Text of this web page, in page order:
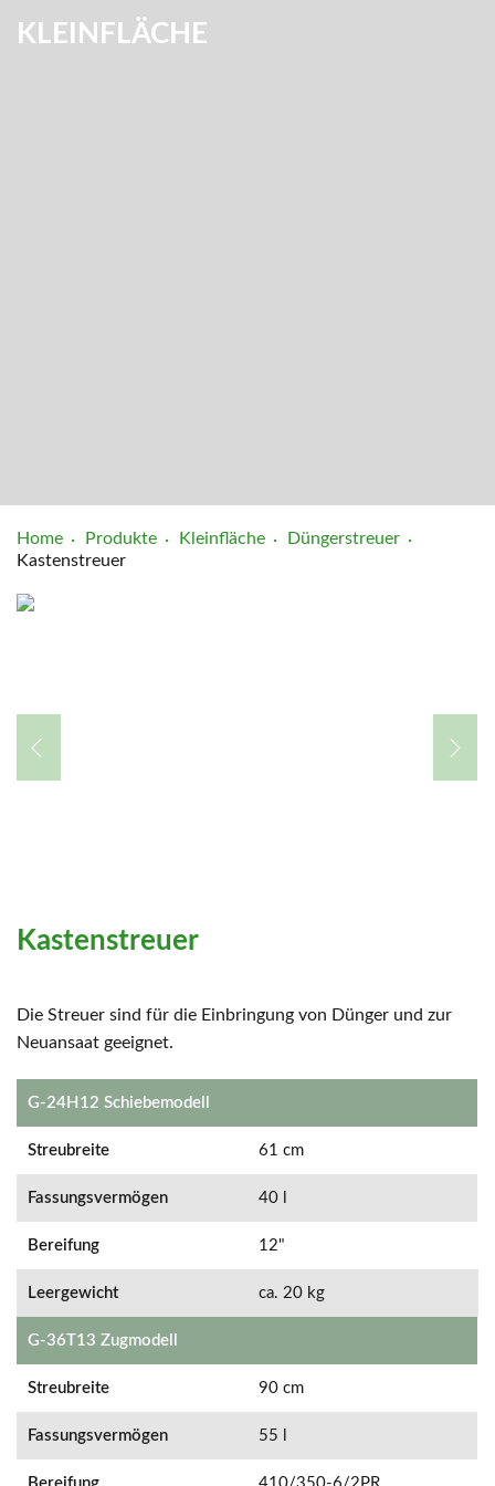
KLEINFLÄCHE
Home Produkte Kleinfläche
Düngerstreuer
Kastenstreuer
Kastenstreuer
Die Streuer sind für die Einbringung von Dünger und zur
Neuansaat geeignet.
G-24H12 Schiebemodell
Streubreite 61 cm
Fassungsvermögen 40 l
Bereifung 12"
Leergewicht ca. 20 kg
G-36T13 Zugmodell
Streubreite 90 cm
Fassungsvermögen 55 l